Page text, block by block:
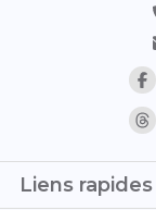
Liens rapides